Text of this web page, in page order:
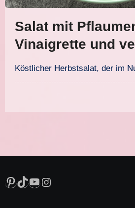
Salat mit
Vinaigrette und
Schinkenwürfeln
Köstlicher Herbstsalat, der im
Pinterest
TikTok
YouTube
Instagram